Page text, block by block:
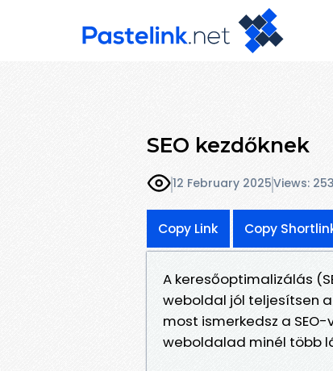
SEO kezdőknek
12 February 2025Views: 253
Copy Link Copy
A keresőoptimalizálás
weboldal jól teljesítsen
most ismerkedsz a
weboldalad minél több